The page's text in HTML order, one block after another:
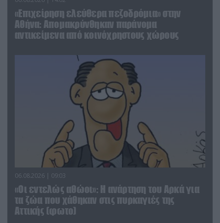
«Επιχείρηση ελεύθερα πεζοδρόμια» στην
Αθήνα: Απομακρύνθηκαν παράνομα
αντικείμενα από κοινόχρηστους χώρους
06.08.2026 | 09:03
«Οι εντελώς αθώοι»: Η ανάρτηση του Αρκά για
τα ζώα που χάθηκαν στις πυρκαγιές της
Αττικής (φωτο)